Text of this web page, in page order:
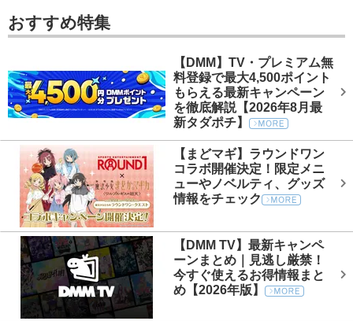
おすすめ特集
【DMM】TV・プレミアム無
料登録で最大4,500ポイント
もらえる最新キャンペーン
を徹底解説【2026年8月最
新タダポチ】
【まどマギ】ラウンドワン
コラボ開催決定！限定メニ
ューやノベルティ、グッズ
情報をチェック
【DMM TV】最新キャンペ
ーンまとめ｜見逃し厳禁！
今すぐ使えるお得情報まと
め【2026年版】